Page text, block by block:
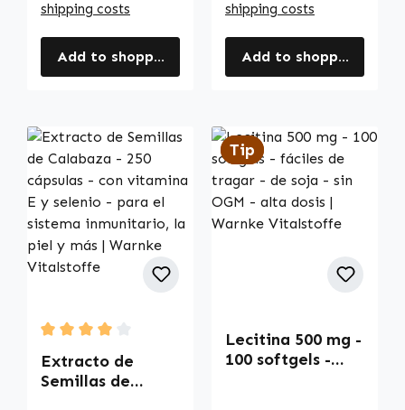
shipping costs
Add to shopping cart
shipping costs
Add to shopping cart
Average rating of 4 out of 5 stars
Extracto de
Semillas de
Tip
Tip
Lecitina 500 mg -
100 softgels -